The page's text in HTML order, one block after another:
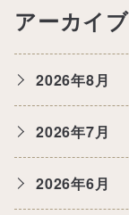
アーカイブ
2026年8月
2026年7月
2026年6月